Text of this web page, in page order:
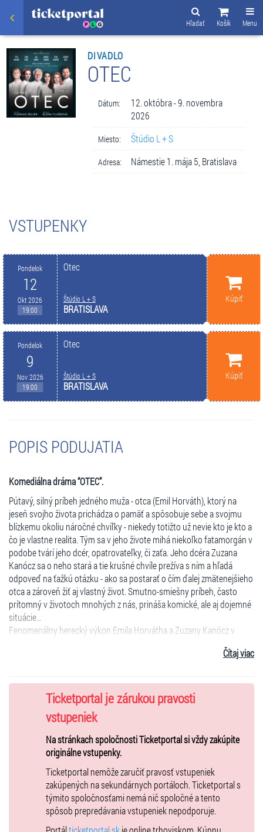
Menu
Košík
Hľadať
DIVADLO
OTEC
Dátum:
12. októbra - 9. novembra
2026
Miesto: Štúdio L + S
Adresa: Námestie 1. mája 5, Bratislava
VSTUPENKY
Pondelok
12
Okt 2026
19:00
Otec
Štúdio L + S
BRATISLAVA
Kúpiť
Pondelok
9
Nov 2026
19:00
Otec
Štúdio L + S
BRATISLAVA
Kúpiť
POPIS PODUJATIA
Komediálna dráma “OTEC”.
Pútavý, silný príbeh jedného muža - otca (Emil Horváth), ktorý na
jeseň svojho života prichádza o pamäť a spôsobuje sebe a svojmu
blízkemu okoliu náročné chvíľky - niekedy totižto už nevie kto je kto a
čo je vlastne realita. Tým sa v jeho živote mihá niekoľko fatamorgán v
podobe tvárí jeho dcér, opatrovateľky, či zaťa. Jeho dcéra Zuzana
Kanócz sa o neho stará a tie krušné chvíle prežíva s ním a hľadá
odpoveď na ťažkú otázku - ako sa postarať o čím ďalej zmätenejšieho
otca a zároveň žiť aj vlastný život. Smutno-smiešny príbeh, často
prítomný v životoch mnohých z nás, prináša komické, ale aj dojemné
situácie…
Fenomenálny herecký výkon Emila Horvátha a Zuzany Kanócz v
Zellera vzniklo aj vo filmovej podobe v réžii samotného autora a v
roku 2021 bolo ocenené 6 Oscarmi. V úlohe otca sa v ňom predstavil
Anthony Hopkins, ktorý získal za túto rolu Oscara ako najlepší herec.
Emil Horváth, Zuzana Kanócz, Alexander Bárta, Helena
Krajčiová, Dominika Žiaranová a Peter Brajerčík.
Autor : Florian Zeller
Preklad : Elena Flašková
Réžia : Soňa Ferancová
Dĺžka predstavenie : 01:30 h., nemá prestávku.
Predstavenie je vhodné od 12 rokov.
Čítaj viac
Ticketportal je zárukou pravosti
vstupeniek
Na stránkach spoločnosti Ticketportal si vždy zakúpite
originálne vstupenky.
Ticketportal nemôže zaručiť pravosť vstupeniek
zakúpených na sekundárnych portáloch. Ticketportal s
týmito spoločnosťami nemá nič spoločné a tento
spôsob prepredávania vstupeniek nepodporuje.